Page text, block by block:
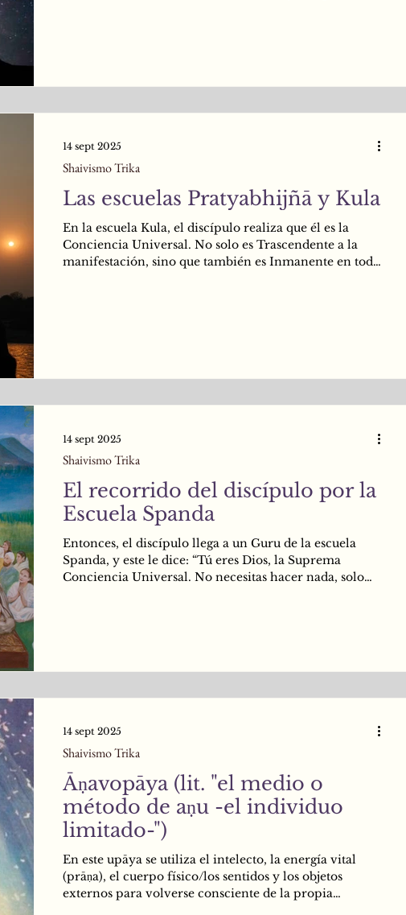
Las escuelas Pratyabhijñā y Kula
En la escuela Kula, el discípulo realiza que él es la
Conciencia Universal. No solo es Trascendente a la
manifestación, sino que también es Inmanente en toda
Shaivismo Trika
14 sept 2025
El recorrido del discípulo por la
Escuela Spanda
Entonces, el discípulo llega a un Guru de la escuela
Spanda, y este le dice: “Tú eres Dios, la Suprema
Conciencia Universal. No necesitas hacer nada, solo
Shaivismo Trika
14 sept 2025
Āṇavopāya (lit. "el medio o
método de aṇu -el individuo
limitado-")
En este upāya se utiliza el intelecto, la energía vital
(prāṇa), el cuerpo físico/los sentidos y los objetos
externos para volverse consciente de la propia
Shaivismo Trika
14 sept 2025